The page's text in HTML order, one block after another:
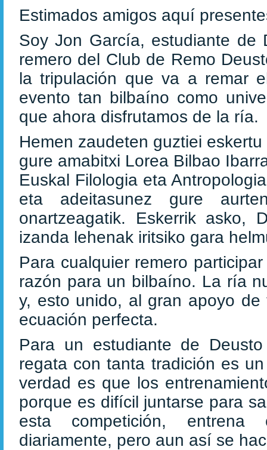
Estimados amigos aquí
Soy Jon García, estudiante de
remero del Club de Remo
la tripulación que va a remar
evento tan bilbaíno como
que ahora disfrutamos de la ría.
Hemen zaudeten guztiei
gure amabitxi Lorea Bilbao
Euskal Filologia eta
eta adeitasunez gure
onartzeagatik. Eskerrik asko,
izanda lehenak iritsiko gara
Para cualquier remero
razón para un bilbaíno. La ría
y, esto unido, al gran apoyo
ecuación perfecta.
Para un estudiante de
regata con tanta tradición es
verdad es que los
porque es difícil juntarse para
esta competición, entrena
diariamente, pero aun así se